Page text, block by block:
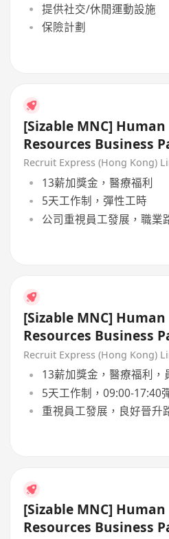
提供社交/休閒運動設施
保險計劃
[Sizable MNC] Human
Resources Business
Recruit Express (Hong Kong)
13薪加獎金，醫療福利
5天工作制，彈性工時
公司重視員工發展，職業
[Sizable MNC] Human
Resources Business
Recruit Express (Hong Kong)
13薪加獎金，醫療福利，
5天工作制，09:00-17:40
重視員工發展，良好晉升
[Sizable MNC] Human
Resources Business